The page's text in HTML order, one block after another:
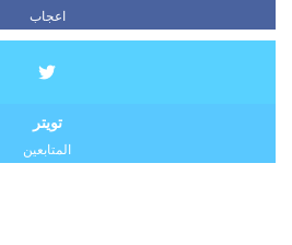
اعجاب
تويتر
المتابعين